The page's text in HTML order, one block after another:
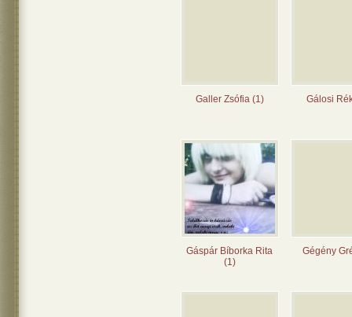
Galler Zsófia (1) Gálosi
Gáspár Bíborka Rita
(1)
Gégény